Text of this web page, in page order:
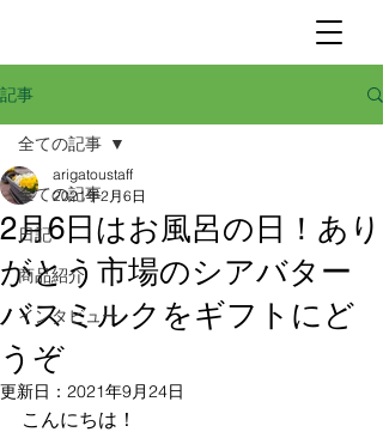
記事
全ての記事
日記
商品紹介
インタビュー
全ての記事
2月6日はお風呂の日！あり
がとう市場のシアバター
バスミルクをギフトにど
うぞ
arigatoustaff
2021年2月6日
更新日： 2021年9月24日
こんにちは！